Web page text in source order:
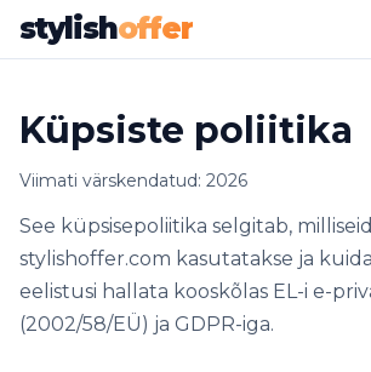
stylishoffer
Küpsiste poliitika
Viimati värskendatud: 2026
See küpsisepoliitika selgitab,
stylishoffer.com kasutatakse ja
eelistusi hallata kooskõlas EL-i e-
(2002/58/EÜ) ja GDPR-iga.